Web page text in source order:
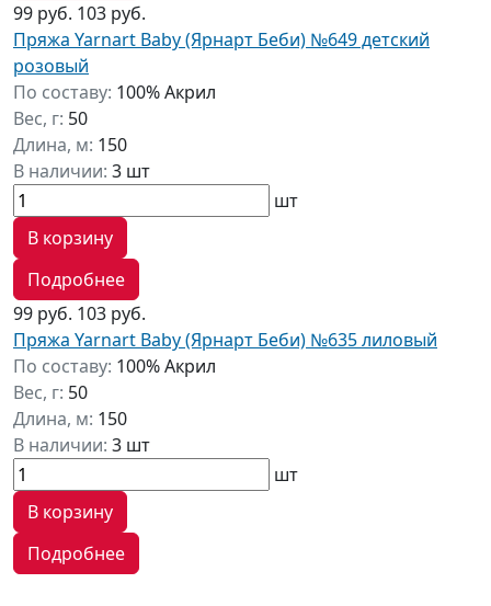
99 руб. 103 руб.
Пряжа Yarnart Baby (Ярнарт Беби) №649 детский
розовый
По составу: 100% Акрил
Вес, г: 50
Длина, м: 150
В наличии: 3 шт
шт
В корзину
Подробнее
99 руб. 103 руб.
Пряжа Yarnart Baby (Ярнарт Беби) №635 лиловый
По составу: 100% Акрил
Вес, г: 50
Длина, м: 150
В наличии: 3 шт
шт
В корзину
Подробнее